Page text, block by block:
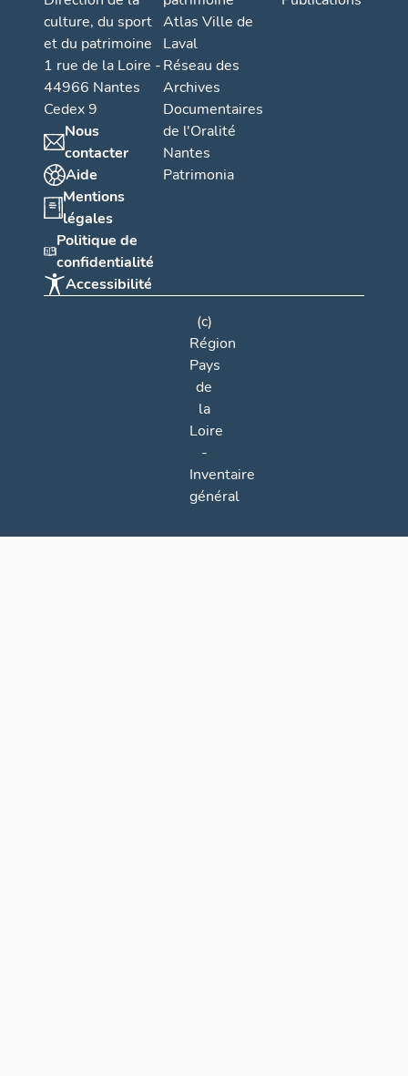
culture, du sport
et du patrimoine
1 rue de la Loire -
44966 Nantes
Cedex 9
Nous
contacter
Aide
Mentions
légales
Politique de
confidentialité
Accessibilité
Atlas Ville de
Laval
Réseau des
Archives
Documentaires
de l'Oralité
Nantes
Patrimonia
(c)
Région
Pays
de
la
Loire
-
Inventaire
général